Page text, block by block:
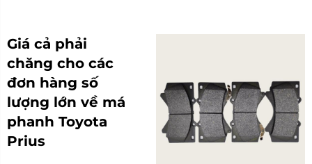
Giá cả phải
chăng cho các
đơn hàng số
lượng lớn về má
phanh Toyota
Prius